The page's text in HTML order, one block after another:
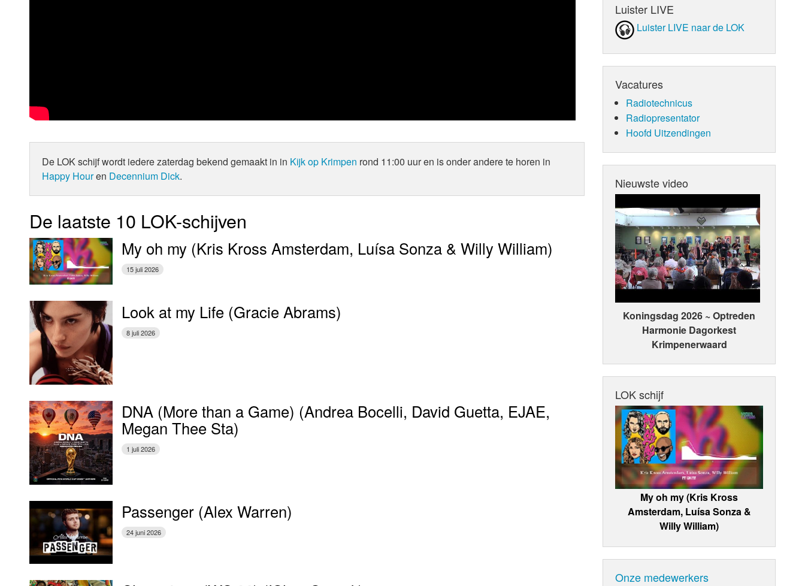
De LOK schijf wordt iedere zaterdag bekend gemaakt in in Kijk op Krimpen rond 11:00 uur en is onder andere te horen in
Happy Houren Decennium Dick.
De laatste 10 LOK-schijven
My oh my (Kris Kross Amsterdam, Luísa Sonza & Willy William)
15 juli 2026
Look at my Life (Gracie Abrams)
8 juli 2026
DNA (More than a Game) (Andrea Bocelli, David Guetta, EJAE,
Megan Thee Sta)
1 juli 2026
Passenger (Alex Warren)
24 juni 2026
Luister LIVE
Luister LIVE naar de LOK
Vacatures
Radiotechnicus
Radiopresentator
Hoofd Uitzendingen
Nieuwste video
Koningsdag 2026 ~ Optreden
Harmonie Dagorkest
Krimpenerwaard
LOK schijf
My oh my (Kris Kross
Amsterdam, Luísa Sonza &
Willy William)
Onze medewerkers